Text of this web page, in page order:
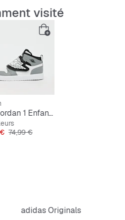
l'amorti aux petits pieds.
une adhérence haute
visité
Sky Jordan 1 Enfants
Prix original
74,99 €
adidas Originals